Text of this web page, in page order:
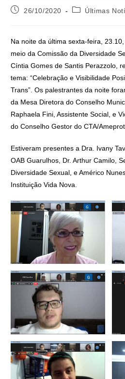
26/10/2020 Últimas
Na noite da última sexta-feira,
meio da Comissão da Diversidade
Cíntia Gomes de Santis Perazzolo,
tema: “Celebração e Visibilidade
Trans”. Os palestrantes da noite
da Mesa Diretora do Conselho
Raphaela Fini, Assistente Social, e
do Conselho Gestor do CTA/
Estiveram presentes a Dra. Ivany
OAB Guarulhos, Dr. Arthur Camilo,
Diversidade Sexual, e Américo
Instituição Vida Nova.